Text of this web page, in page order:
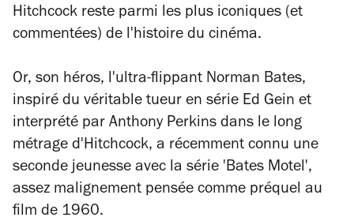
Hitchcock reste parmi les plus iconiques (et
commentées) de l'histoire du cinéma.
Or, son héros, l'ultra-flippant Norman Bates,
inspiré du véritable tueur en série Ed Gein et
interprété par Anthony Perkins dans le long
métrage d'Hitchcock, a récemment connu une
seconde jeunesse avec la série 'Bates Motel',
assez malignement pensée comme préquel au
film de 1960.